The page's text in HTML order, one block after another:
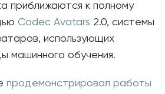
приближаются к полному
Codec Avatars 2.0, системы
использующих
машинного обучения.
продемонстрировал работы